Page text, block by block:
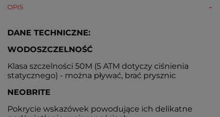
OPIS
DANE TECHNICZNE:
WODOSZCZELNOŚĆ
Klasa szczelności 50M (5 ATM dotyczy ciśnienia
statycznego) - można pływać, brać prysznic
NEOBRITE
Pokrycie wskazówek powodujące ich delikatne